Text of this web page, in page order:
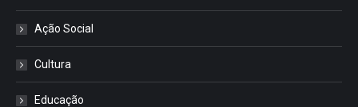
Ação Social
Cultura
Educação